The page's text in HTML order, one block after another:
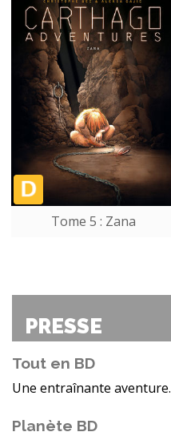
Tome 5 : Zana
PRESSE
Tout en BD
Une entraînante aventure.
Planète BD